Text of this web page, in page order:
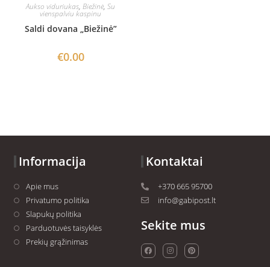
Aukso viduriukas, Biežinė, Su
vienspalviu kaspinu
Saldi dovana „Biežinė”
€0.00
Informacija
Apie mus
Privatumo politika
Slapukų politika
Parduotuvės taisyklės
Prekių grąžinimas
Kontaktai
+370 665 95700
info@gabipost.lt
Sekite mus